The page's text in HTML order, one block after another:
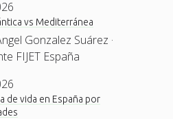
vs Mediterránea
Gonzalez Suárez ·
FIJET España
de vida en España por